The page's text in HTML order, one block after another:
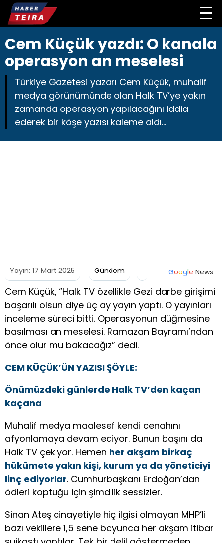
Cem Küçük yazdı: O kanala
operasyon an meselesi
Türkiye Gazetesi yazarı Cem Küçük, muhalif
medya görünümünde olan Halk TV’ye yakın
zamanda operasyon yapılacağını iddia
ederek bir köşe yazısı kaleme aldı….
Yayın: 17 Mart 2025 Gündem Google News
Cem Küçük, “Halk TV özellikle Gezi darbe girişimi
başarılı olsun diye üç ay yayın yaptı. O yayınları
inceleme süreci bitti. Operasyonun düğmesine
basılması an meselesi. Ramazan Bayramı’ndan
önce olur mu bakacağız” dedi.
CEM KÜÇÜK’ÜN YAZISI ŞÖYLE:
Önümüzdeki günlerde Halk TV’den kaçan
kaçana
Muhalif medya maalesef kendi cenahını
afyonlamaya devam ediyor. Bunun başını da
Halk TV çekiyor. Hemen her akşam birkaç
hükûmete yakın kişi, kurum ya da yöneticiyi
linç ediyorlar. Cumhurbaşkanı Erdoğan’dan
ödleri koptuğu için şimdilik sessizler.
Sinan Ateş cinayetiyle hiç ilgisi olmayan MHP’li
bazı vekillere 1,5 sene boyunca her akşam itibar